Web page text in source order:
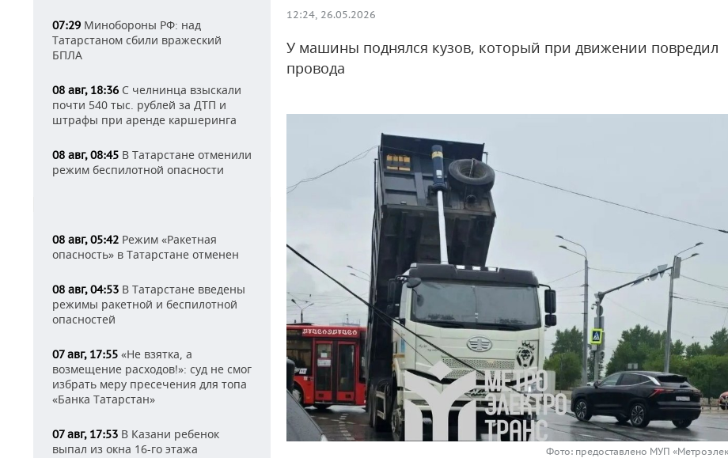
07:29 Минобороны РФ: над
Татарстаном сбили вражеский
БПЛА
08 авг, 18:36 С челнинца взыскали
почти 540 тыс. рублей за ДТП и
штрафы при аренде каршеринга
08 авг, 08:45 В Татарстане отменили
режим беспилотной опасности
08 авг, 05:42 Режим «Ракетная
опасность» в Татарстане отменен
08 авг, 04:53 В Татарстане введены
режимы ракетной и беспилотной
опасностей
07 авг, 17:55 «Не взятка, а
возмещение расходов!»: суд не смог
избрать меру пресечения для топа
«Банка Татарстан»
07 авг, 17:53 В Казани ребенок
выпал из окна 16-го этажа
12:24, 26.05.2026
У машины поднялся кузов, который при движении повредил
провода
Фото: предоставлено МУП